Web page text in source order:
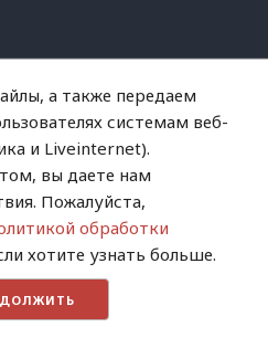
а также передаем
системам веб-
и Liveinternet).
вы даете нам
Пожалуйста,
обработки
хотите узнать больше.